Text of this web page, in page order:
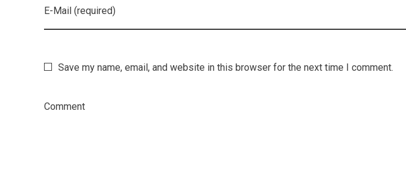
E-Mail (required)
Save my name, email, and website in this browser for the next time I comment.
Comment